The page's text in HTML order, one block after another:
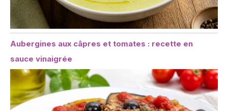
Aubergines aux câpres et tomates : recette en
sauce vinaigrée